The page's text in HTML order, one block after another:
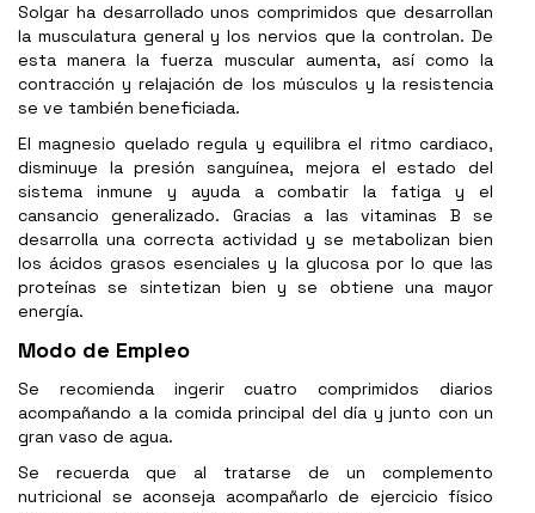
Solgar ha desarrollado unos comprimidos que desarrollan
la musculatura general y los nervios que la controlan. De
esta manera la fuerza muscular aumenta, así como la
contracción y relajación de los músculos y la resistencia
se ve también beneficiada.
El magnesio quelado regula y equilibra el ritmo cardiaco,
disminuye la presión sanguínea, mejora el estado del
sistema inmune y ayuda a combatir la fatiga y el
cansancio generalizado. Gracias a las vitaminas B se
desarrolla una correcta actividad y se metabolizan bien
los ácidos grasos esenciales y la glucosa por lo que las
proteínas se sintetizan bien y se obtiene una mayor
energía.
Modo de Empleo
Se recomienda ingerir cuatro comprimidos diarios
acompañando a la comida principal del día y junto con un
gran vaso de agua.
Se recuerda que al tratarse de un complemento
nutricional se aconseja acompañarlo de ejercicio físico